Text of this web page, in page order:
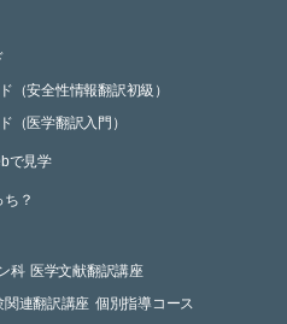
（安全性情報翻訳初級）
（医学翻訳入門）
で見学
？
科 医学文献翻訳講座
関連翻訳講座 個別指導コース